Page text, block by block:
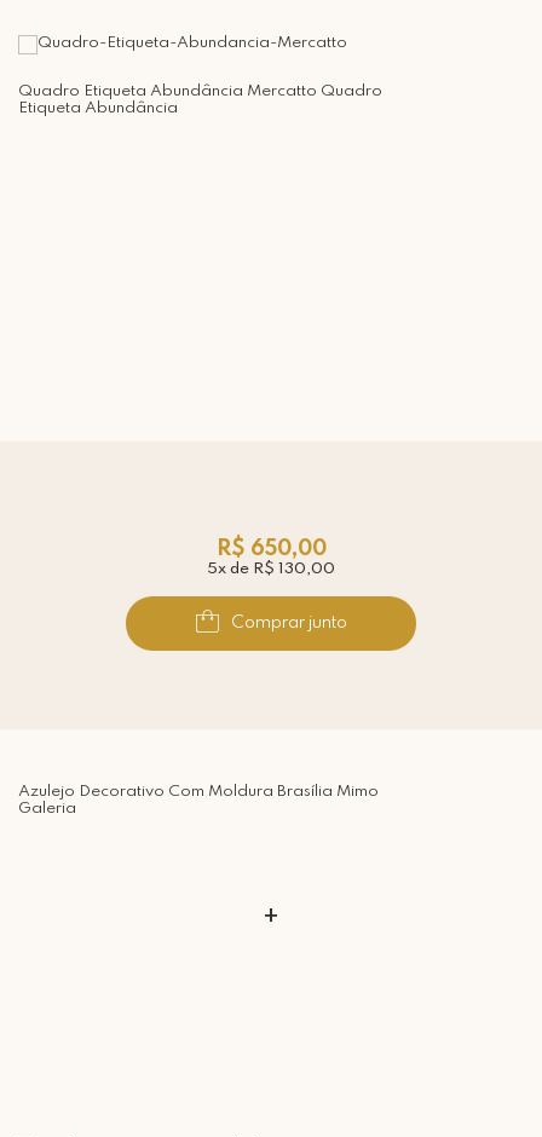
Quadro Etiqueta Abundância Mercatto Quadro
Etiqueta Abundância
R$ 650,00
5x de R$ 130,00
Comprar junto
Azulejo Decorativo Com Moldura Brasília Mimo
Galeria
+